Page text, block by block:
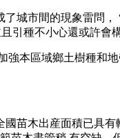
城市間的現象雷問
引種不小心還或許會
強本區域鄉土樹種
苗木出産面積已具